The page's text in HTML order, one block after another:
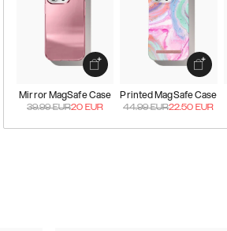
Mirror MagSafe Case
39.99EUR20 EUR
Printed MagSafe Case
44.99EUR22.50 EUR